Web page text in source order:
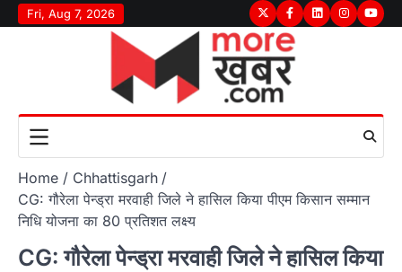
Skip
to
Fri, Aug 7, 2026 TwitterFacebook
LinkedInInstagram
Home
Chhattisgarh
CG: गौरेला पेन्ड्रा मरवाही जिले ने हासिल किया पीएम किसान सम्मान
निधि योजना का 80 प्रतिशत लक्ष्य
CG: गौरेला पेन्ड्रा मरवाही जिले ने हासिल किया